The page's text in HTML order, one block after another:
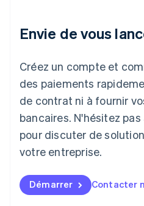
Envie de vous
Créez un compte et
des paiements
de contrat ni à fournir
bancaires. N'hésitez
pour discuter de
votre entreprise.
Démarrer Contacter
Japon
Lettonie
English
Liechtenstein
DeutschEnglish
Lituanie
Luxembourg
FrançaisDeutschEnglish
English简体中文
Malte